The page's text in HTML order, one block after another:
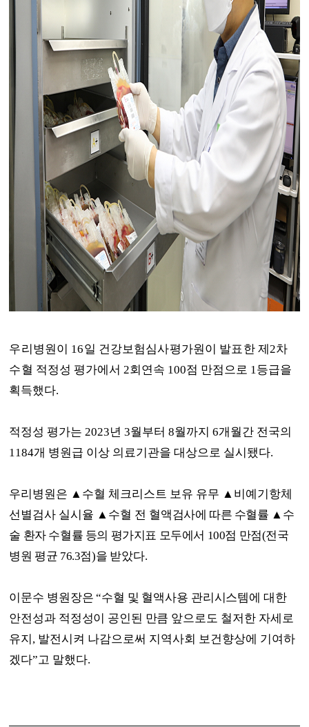
우리병원이 16일 건강보험심사평가원이 발표한 제2차
수혈 적정성 평가에서 2회연속 100점 만점으로 1등급을
획득했다.
적정성 평가는2023년3월부터8월까지6개월간 전국의
1184개 병원급 이상 의료기관을 대상으로 실시됐다.
우리병원은 ▲ 수혈 체크리스트 보유 유무 ▲ 비예기항체
선별검사 실시율 ▲ 수혈 전 혈액검사에 따른 수혈률 ▲ 수
술 환자 수혈률 등의 평가지표 모두에서 100점 만점(전국
병원 평균 76.3점)을 받았다.
이문수 병원장은“수혈 및 혈액사용 관리시스템에 대한
안전성과 적정성이 공인된 만큼 앞으로도 철저한 자세로
유지 , 발전시켜 나감으로써 지역사회 보건향상에 기여하
겠다”고 말했다.